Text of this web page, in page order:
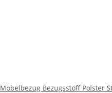
Möbelbezug Bezugsstoff Polster